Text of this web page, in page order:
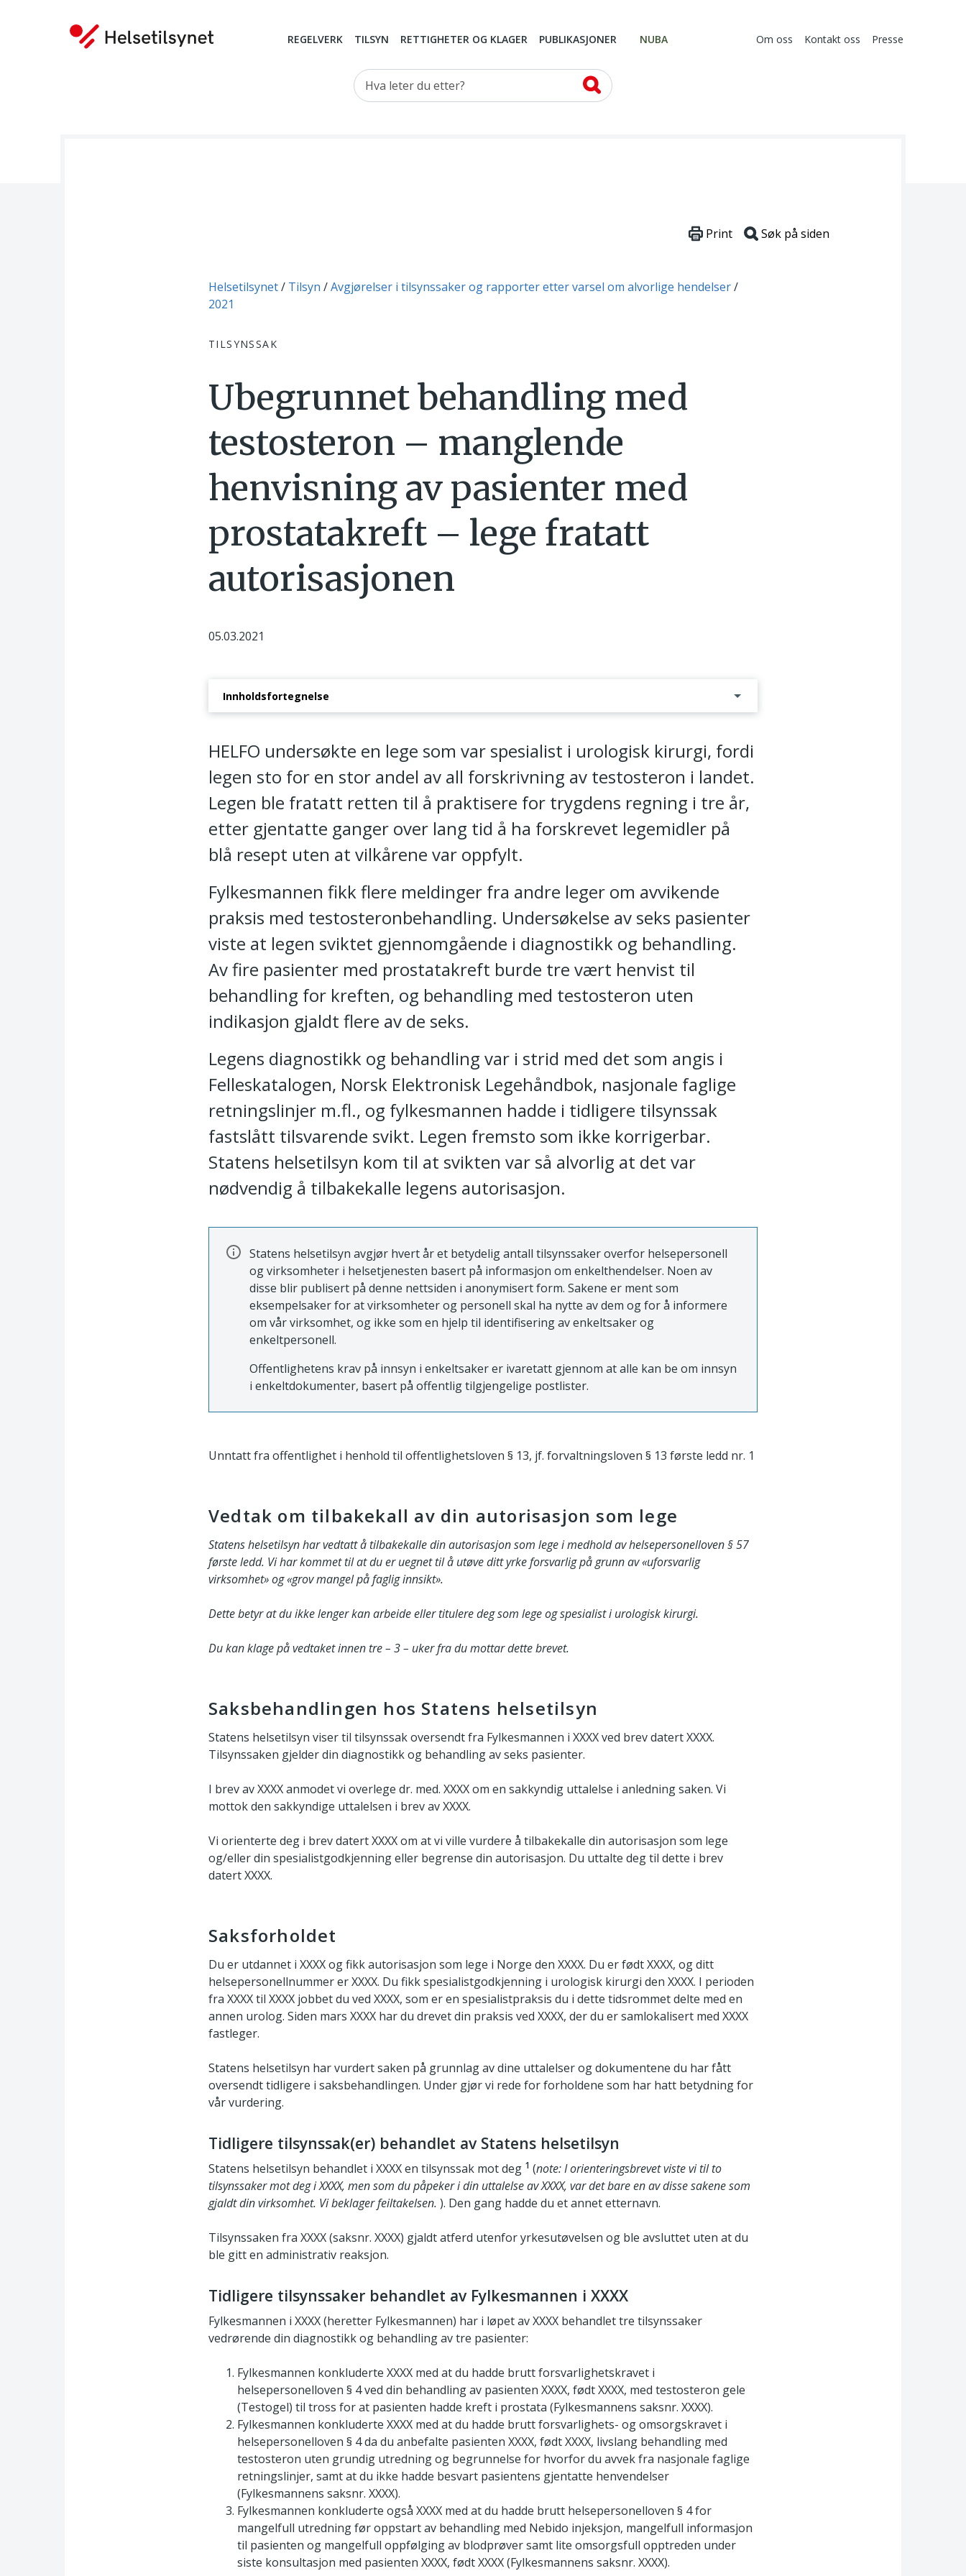
REGELVERK TILSYN RETTIGHETER OG KLAGER PUBLIKASJONER NUBA Om oss Kontakt oss Presse
Hva leter du etter?
Du er her:
Helsetilsynet Tilsyn
Avgjørelser i tilsynssaker og rapporter etter varsel om alvorlige hendelser
2021
TILSYNSSAK
Print Søk på siden
Ubegrunnet behandling med
testosteron – manglende
henvisning av pasienter med
prostatakreft – lege fratatt
autorisasjonen
05.03.2021
Innholdsfortegnelse
HELFO undersøkte en lege som var spesialist i urologisk kirurgi, fordi
legen sto for en stor andel av all forskrivning av testosteron i landet.
Legen ble fratatt retten til å praktisere for trygdens regning i tre år,
etter gjentatte ganger over lang tid å ha forskrevet legemidler på
blå resept uten at vilkårene var oppfylt.
Fylkesmannen fikk flere meldinger fra andre leger om avvikende
praksis med testosteronbehandling. Undersøkelse av seks pasienter
viste at legen sviktet gjennomgående i diagnostikk og behandling.
Av fire pasienter med prostatakreft burde tre vært henvist til
behandling for kreften, og behandling med testosteron uten
indikasjon gjaldt flere av de seks.
Legens diagnostikk og behandling var i strid med det som angis i
Felleskatalogen, Norsk Elektronisk Legehåndbok, nasjonale faglige
retningslinjer m.fl., og fylkesmannen hadde i tidligere tilsynssak
fastslått tilsvarende svikt. Legen fremsto som ikke korrigerbar.
Statens helsetilsyn kom til at svikten var så alvorlig at det var
nødvendig å tilbakekalle legens autorisasjon.
Statens helsetilsyn avgjør hvert år et betydelig antall tilsynssaker overfor helsepersonell
og virksomheter i helsetjenesten basert på informasjon om enkelthendelser. Noen av
disse blir publisert på denne nettsiden i anonymisert form. Sakene er ment som
eksempelsaker for at virksomheter og personell skal ha nytte av dem og for å informere
om vår virksomhet, og ikke som en hjelp til identifisering av enkeltsaker og
enkeltpersonell.
Offentlighetens krav på innsyn i enkeltsaker er ivaretatt gjennom at alle kan be om innsyn
i enkeltdokumenter, basert på offentlig tilgjengelige postlister.
Unntatt fra offentlighet i henhold til offentlighetsloven § 13, jf. forvaltningsloven § 13 første ledd nr. 1
Vedtak om tilbakekall av din autorisasjon som lege
Statens helsetilsyn har vedtatt å tilbakekalle din autorisasjon som lege i medhold av helsepersonelloven § 57
første ledd. Vi har kommet til at du er uegnet til å utøve ditt yrke forsvarlig på grunn av «uforsvarlig
virksomhet» og «grov mangel på faglig innsikt».
Dette betyr at du ikke lenger kan arbeide eller titulere deg som lege og spesialist i urologisk kirurgi.
Du kan klage på vedtaket innen tre – 3 – uker fra du mottar dette brevet.
Saksbehandlingen hos Statens helsetilsyn
Statens helsetilsyn viser til tilsynssak oversendt fra Fylkesmannen i XXXX ved brev datert XXXX.
Tilsynssaken gjelder din diagnostikk og behandling av seks pasienter.
I brev av XXXX anmodet vi overlege dr. med. XXXX om en sakkyndig uttalelse i anledning saken. Vi
mottok den sakkyndige uttalelsen i brev av XXXX.
Vi orienterte deg i brev datert XXXX om at vi ville vurdere å tilbakekalle din autorisasjon som lege
og/eller din spesialistgodkjenning eller begrense din autorisasjon. Du uttalte deg til dette i brev
datert XXXX.
Saksforholdet
Du er utdannet i XXXX og fikk autorisasjon som lege i Norge den XXXX. Du er født XXXX, og ditt
helsepersonellnummer er XXXX. Du fikk spesialistgodkjenning i urologisk kirurgi den XXXX. I perioden
fra XXXX til XXXX jobbet du ved XXXX, som er en spesialistpraksis du i dette tidsrommet delte med en
annen urolog. Siden mars XXXX har du drevet din praksis ved XXXX, der du er samlokalisert med XXXX
fastleger.
Statens helsetilsyn har vurdert saken på grunnlag av dine uttalelser og dokumentene du har fått
oversendt tidligere i saksbehandlingen. Under gjør vi rede for forholdene som har hatt betydning for
vår vurdering.
Tidligere tilsynssak(er) behandlet av Statens helsetilsyn
Statens helsetilsyn behandlet i XXXX en tilsynssak mot deg 1 (note: I orienteringsbrevet viste vi til to
tilsynssaker mot deg i XXXX, men som du påpeker i din uttalelse av XXXX, var det bare en av disse sakene som
gjaldt din virksomhet. Vi beklager feiltakelsen. ). Den gang hadde du et annet etternavn.
Tilsynssaken fra XXXX (saksnr. XXXX) gjaldt atferd utenfor yrkesutøvelsen og ble avsluttet uten at du
ble gitt en administrativ reaksjon.
Tidligere tilsynssaker behandlet av Fylkesmannen i XXXX
Fylkesmannen i XXXX (heretter Fylkesmannen) har i løpet av XXXX behandlet tre tilsynssaker
vedrørende din diagnostikk og behandling av tre pasienter:
Fylkesmannen konkluderte XXXX med at du hadde brutt forsvarlighetskravet i
helsepersonelloven § 4 ved din behandling av pasienten XXXX, født XXXX, med testosteron gele
(Testogel) til tross for at pasienten hadde kreft i prostata (Fylkesmannens saksnr. XXXX).
Fylkesmannen konkluderte XXXX med at du hadde brutt forsvarlighets- og omsorgskravet i
helsepersonelloven § 4 da du anbefalte pasienten XXXX, født XXXX, livslang behandling med
testosteron uten grundig utredning og begrunnelse for hvorfor du avvek fra nasjonale faglige
retningslinjer, samt at du ikke hadde besvart pasientens gjentatte henvendelser
(Fylkesmannens saksnr. XXXX).
Fylkesmannen konkluderte også XXXX med at du hadde brutt helsepersonelloven § 4 for
mangelfull utredning før oppstart av behandling med Nebido injeksjon, mangelfull informasjon
til pasienten og mangelfull oppfølging av blodprøver samt lite omsorgsfull opptreden under
siste konsultasjon med pasienten XXXX, født XXXX (Fylkesmannens saksnr. XXXX).